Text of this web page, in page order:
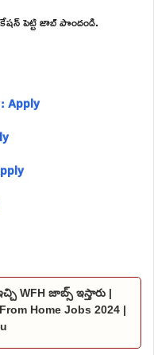
పెట్టి జాబ్ పొందండి.
: Apply
WFH జాబ్స్ ఇస్తారు |
Home Jobs 2024 |